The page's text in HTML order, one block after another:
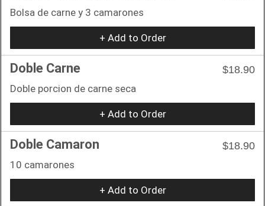
Bolsa de carne y 3 camarones
+ Add to Order
Doble Carne
$18.90
Doble porcion de carne seca
+ Add to Order
Doble Camaron
$18.90
10 camarones
+ Add to Order